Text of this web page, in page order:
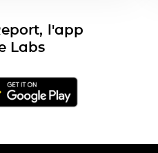
l'app
Labs